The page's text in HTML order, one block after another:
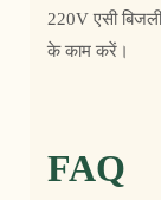
220V एसी
के काम करें।
FAQ